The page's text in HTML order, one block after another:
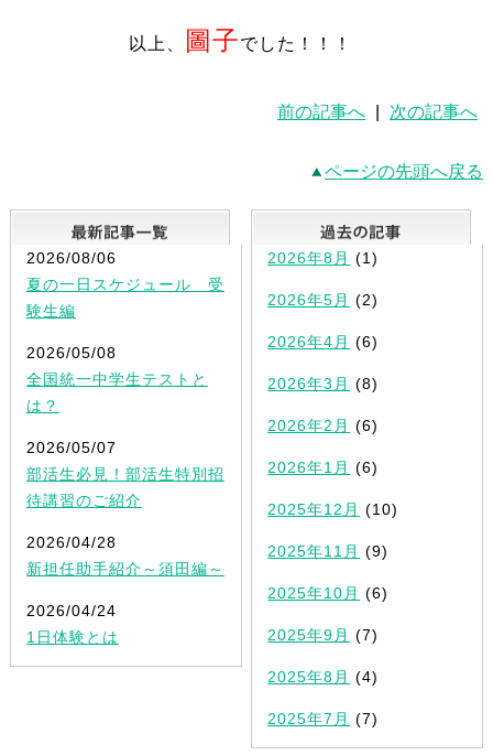
以上、 圖子でした！！！
前の記事へ 次の記事へ
ページの先頭へ戻る
最新記事一覧
2026/08/06
夏の一日スケジュール 受
験生編
2026/05/08
全国統一中学生テストと
は？
2026/05/07
部活生必見！部活生特別招
待講習のご紹介
2026/04/28
新担任助手紹介～須田編～
2026/04/24
1日体験とは
2026年8月 (1)
2026年5月 (2)
2026年4月 (6)
2026年3月 (8)
2026年2月 (6)
2026年1月 (6)
2025年12月 (10)
2025年11月 (9)
2025年10月 (6)
2025年9月 (7)
2025年8月 (4)
2025年7月 (7)